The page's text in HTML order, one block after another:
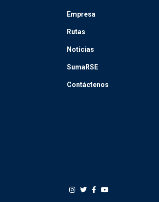
Empresa
Rutas
Noticias
SumaRSE
Contáctenos